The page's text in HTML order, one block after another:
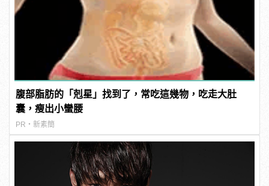
腹部脂肪的「剋星」找到了，常吃這幾物，吃走大肚
囊，瘦出小蠻腰
PR・新素簡